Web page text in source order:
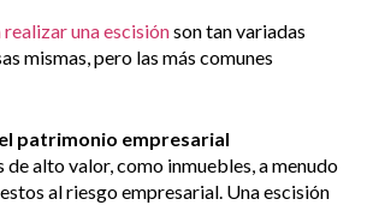
una escisiónson tan variadas
mismas, pero las más comunes
patrimonio empresarial
de alto valor, como inmuebles, a menudo
al riesgo empresarial. Una escisión